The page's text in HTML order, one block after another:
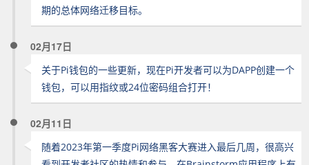
期的总体网络迁移目标。
02月17日
关于Pi钱包的一些更新，现在Pi开发者可以为DAPP创建一个
钱包，可以用指纹或24位密码组合打开！
02月11日
随着2023年第一季度Pi网络黑客大赛进入最后几周，很高兴